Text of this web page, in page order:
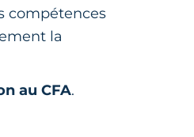
compétences
la
au CFA.